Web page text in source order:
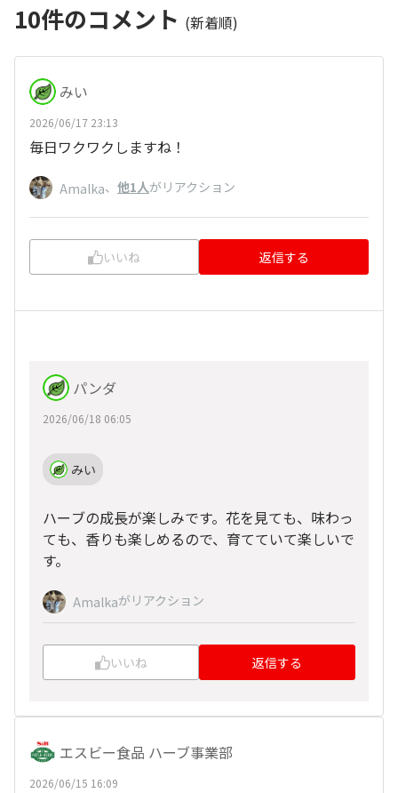
10件のコメント (新着順)
みい
2026/06/17 23:13
毎日ワクワクしますね！
Amalka、 他1人がリアクション
いいね 返信する
パンダ
2026/06/18 06:05
みい
ハーブの成長が楽しみです。花を見ても、味わっ
ても、香りも楽しめるので、育てていて楽しいで
す。
Amalkaがリアクション
いいね 返信する
エスビー食品 ハーブ事業部
2026/06/15 16:09